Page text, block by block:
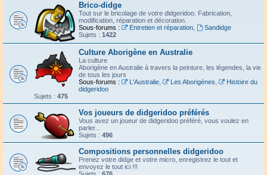
Brico-didge
Tout sur le bricolage de votre didgeridoo. Fabrication,
modification, réparation et décoration.
Sous-forums :
Entretien et réparation,
Sandidge
Sujets : 1422
Culture Aborigène en Australie
La culture
Aborigène en Australie à travers la peinture, les légendes, la vie
de tous les jours
Sous-forums :
L'Australie, Les Aborigènes
Histoire du
didgeridoo
Sujets : 475
Vos joueurs de didgeridoo préférés
Vous avez un joueur de didgeridoo préféré, vous voulez en
parler...
Sujets : 496
Compositions personnelles didgeridoo
Prenez votre didge et votre micro, enregistrez le tout et
envoyez le tout ici !!!